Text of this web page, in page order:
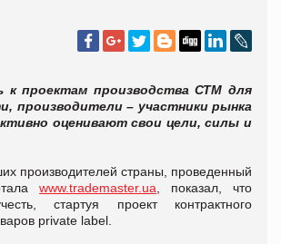
к проектам производства СТМ для
производители – участники рынка
оценивают свои цели, силы и
производителей страны, проведенный
www.trademaster.ua , показал, что
стартуя проект контрактного
private label.